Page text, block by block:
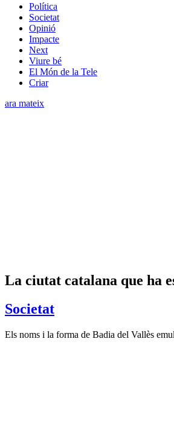
Política
Societat
Opinió
Impacte
Next
Viure bé
El Món de la Tele
Criar
ara mateix
La ciutat catalana que ha
Societat
Els noms i la forma de Badia del Vallès